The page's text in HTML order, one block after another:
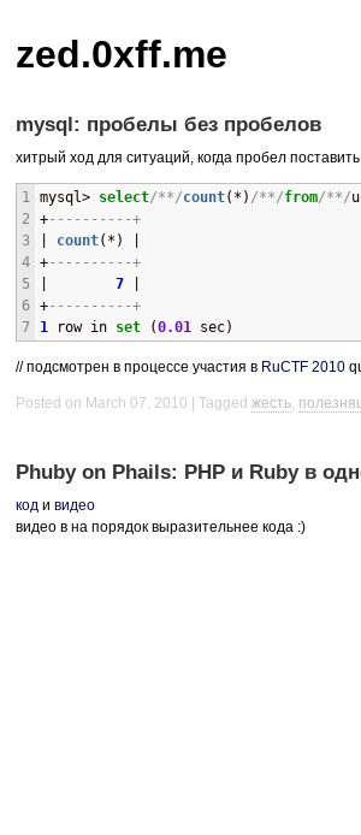
zed.0xff.me
mysql: пробелы без пробелов
хитрый ход для ситуаций, когда пробел
1
2
3
4
5
6
7
mysql> select/**/count(*) /**/from/**/
+----------+
count(*) |
+----------+
7 |
+----------+
1 row in set (0.01 sec)
// подсмотрен в процессе участия в RuCTF 2010
Posted on March 07, 2010 Tagged жесть,
Phuby on Phails: PHP и Ruby в
коди видео
видео в на порядок выразительнее кода :)